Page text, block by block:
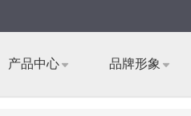
产品中心 品牌形象